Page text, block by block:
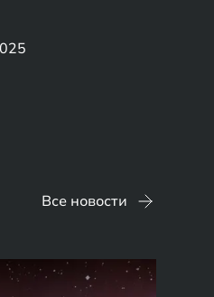
Все новости